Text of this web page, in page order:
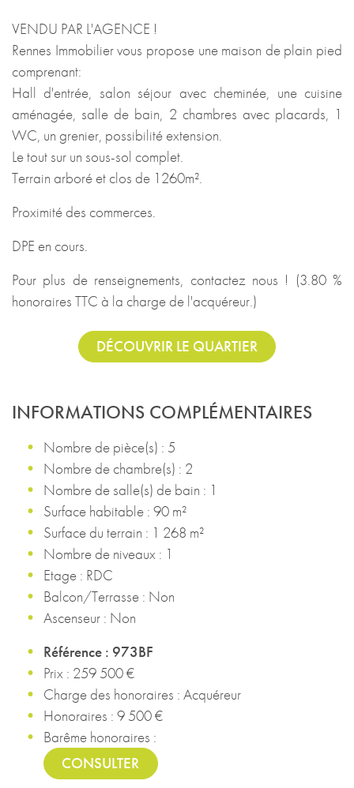
VENDU PAR L'AGENCE !
Rennes Immobilier vous propose une maison de plain pied
comprenant:
Hall d'entrée, salon séjour avec cheminée, une cuisine
aménagée, salle de bain, 2 chambres avec placards, 1
WC, un grenier, possibilité extension.
Le tout sur un sous-sol complet.
Terrain arboré et clos de 1260m².
Proximité des commerces.
DPE en cours.
Pour plus de renseignements, contactez nous ! (3.80 %
honoraires TTC à la charge de l'acquéreur.)
DÉCOUVRIR LE QUARTIER
INFORMATIONS COMPLÉMENTAIRES
Nombre de pièce(s) : 5
Nombre de chambre(s) : 2
Nombre de salle(s) de bain : 1
Surface habitable : 90 m²
Surface du terrain : 1 268 m²
Nombre de niveaux : 1
Etage : RDC
Balcon/Terrasse : Non
Ascenseur : Non
Référence : 973BF
Prix : 259 500 €
Charge des honoraires : Acquéreur
Honoraires : 9 500 €
Barême honoraires :
CONSULTER